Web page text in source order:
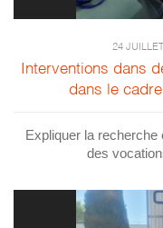
24
Interventions dans
dans le cadre
Expliquer la recherche
des